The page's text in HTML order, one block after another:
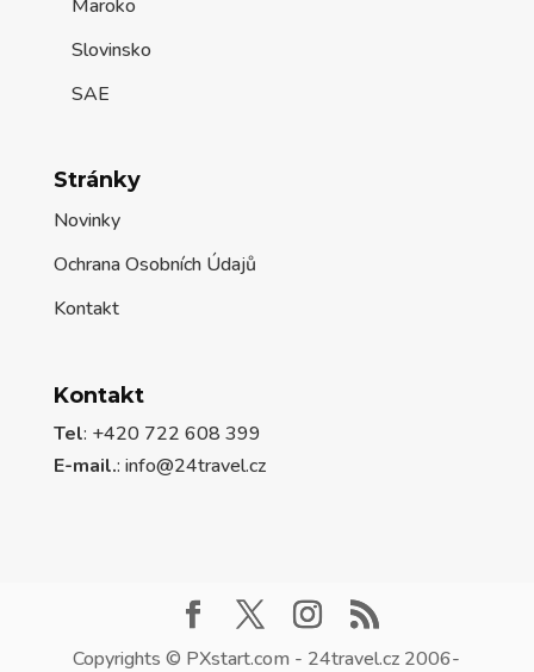
Maroko
Slovinsko
SAE
Stránky
Novinky
Ochrana Osobních Údajů
Kontakt
Kontakt
Tel: +420 722 608 399
E-mail.: info@24travel.cz
Copyrights © PXstart.com - 24travel.cz 2006-